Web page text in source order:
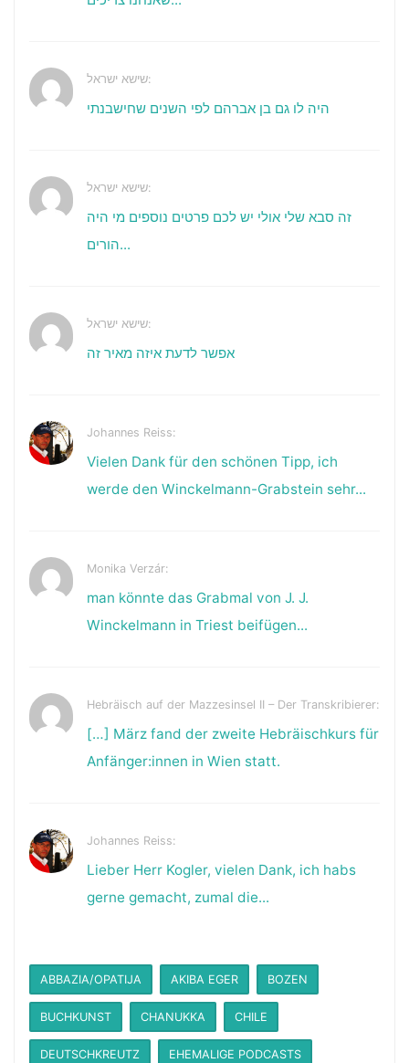
שישא ישראל:
היה לו גם בן אברהם לפי השנים שחישבנתי
שישא ישראל:
זה סבא שלי אולי יש לכם פרטים נוספים מי היה
הורים...
שישא ישראל:
אפשר לדעת איזה מאיר זה
Johannes Reiss:
Vielen Dank für den schönen Tipp, ich
werde den Winckelmann-Grabstein sehr...
Monika Verzár:
man könnte das Grabmal von J. J.
Winckelmann in Triest beifügen...
Hebräisch auf der Mazzesinsel II – Der Transkribierer:
[…] März fand der zweite Hebräischkurs für
Anfänger:innen in Wien statt.
Johannes Reiss:
Lieber Herr Kogler, vielen Dank, ich habs
gerne gemacht, zumal die...
ABBAZIA/OPATIJA AKIBA EGER BOZEN
BUCHKUNST CHANUKKA CHILE
DEUTSCHKREUTZ EHEMALIGE PODCASTS